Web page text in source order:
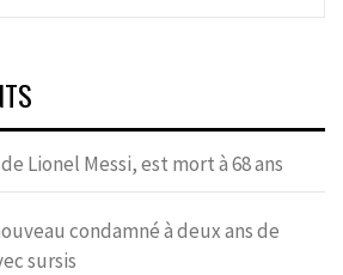
Lionel Messi, est mort à 68 ans
condamné à deux ans de
sursis